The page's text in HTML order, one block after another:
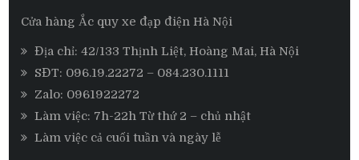
Cửa hàng Ắc quy xe đạp điện Hà Nội
Địa chỉ: 42/133 Thịnh Liệt, Hoàng Mai, Hà Nội
SĐT: 096.19.22272 – 084.230.1111
Zalo: 0961922272
Làm việc: 7h-22h Từ thứ 2 – chủ nhật
Làm việc cả cuối tuần và ngày lễ